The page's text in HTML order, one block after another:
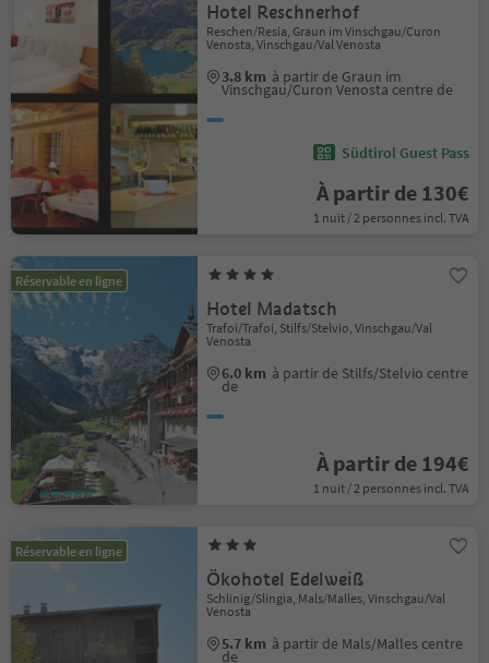
Hotel Reschnerhof
Reschen/Resia, Graun im Vinschgau/Curon
Venosta, Vinschgau/Val Venosta
3.8 km à partir de Graun im
Vinschgau/Curon Venosta centre de
Südtirol Guest Pass
À partir de 130€
1 nuit / 2 personnes incl. TVA
Réservable en ligne
Hotel Madatsch
Trafoi/Trafoi, Stilfs/Stelvio, Vinschgau/Val
Venosta
6.0 km à partir de Stilfs/Stelvio centre
de
À partir de 194€
1 nuit / 2 personnes incl. TVA
Réservable en ligne
Ökohotel Edelweiß
Schlinig/Slingia, Mals/Malles, Vinschgau/Val
Venosta
5.7 km à partir de Mals/Malles centre
de